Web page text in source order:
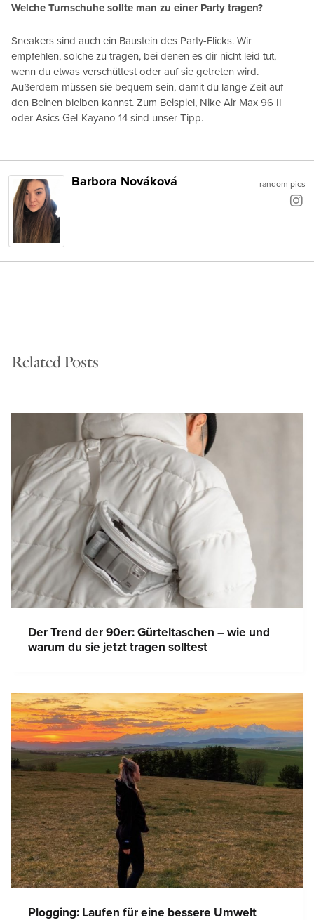
Welche Turnschuhe sollte man zu einer Party tragen?
Sneakers sind auch ein Baustein des Party-Flicks. Wir
empfehlen, solche zu tragen, bei denen es dir nicht leid tut,
wenn du etwas verschüttest oder auf sie getreten wird.
Außerdem müssen sie bequem sein, damit du lange Zeit auf
den Beinen bleiben kannst. Zum Beispiel, Nike Air Max 96 II
oder Asics Gel-Kayano 14 sind unser Tipp.
random pics
Barbora Nováková
Related Posts
Der Trend der 90er: Gürteltaschen – wie und
warum du sie jetzt tragen solltest
Plogging: Laufen für eine bessere Umwelt